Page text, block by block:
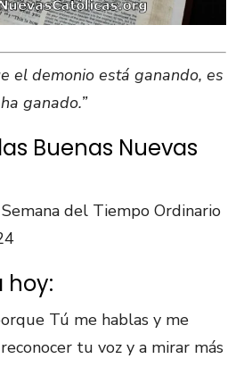
el demonio está ganando, es
ganado.”
Buenas Nuevas
del Tiempo Ordinario
hoy:
Tú me hablas y me
tu voz y a mirar más